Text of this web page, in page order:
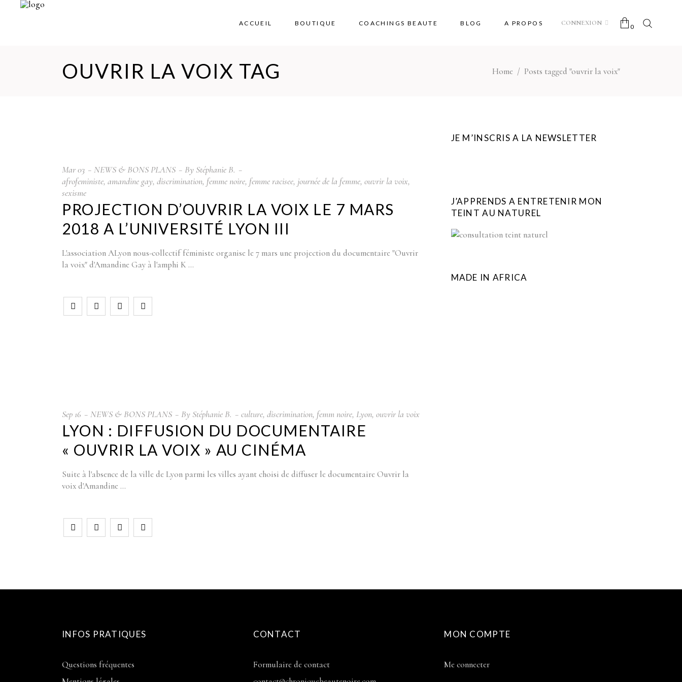
ACCUEIL BOUTIQUE COACHINGS BEAUTE BLOG A PROPOS CONNEXION 0
No products in the cart.
OUVRIR LA VOIX TAG Home / Posts tagged "ouvrir la voix"
Mar03 NEWS & BONS PLANS By Stéphanie B.
afrofeministe, amandine gay, discrimination, femme noire, femme racisee, journée de la femme, ouvrir la voix,
sexisme
PROJECTION D’OUVRIR LA VOIX LE 7 MARS
2018 A L’UNIVERSITÉ LYON III
L'association ALyon nous-collectif féministe organise le 7 mars une projection du documentaire "Ouvrir
la voix" d'Amandine Gay à l'amphi K
Sep 16 NEWS & BONS PLANS By Stéphanie B. culture, discrimination, femm noire, Lyon, ouvrir la voix
LYON : DIFFUSION DU DOCUMENTAIRE
« OUVRIR LA VOIX » AU CINÉMA
Suite à l'absence de la ville de Lyon parmi les villes ayant choisi de diffuser le documentaire Ouvrir la
voix d'Amandine
JE M’INSCRIS A LA NEWSLETTER
J’APPRENDS A ENTRETENIR MON
TEINT AU NATUREL
MADE IN AFRICA
INFOS PRATIQUES
Questions fréquentes
CONTACT
Formulaire de contact
MON COMPTE
Me connecter